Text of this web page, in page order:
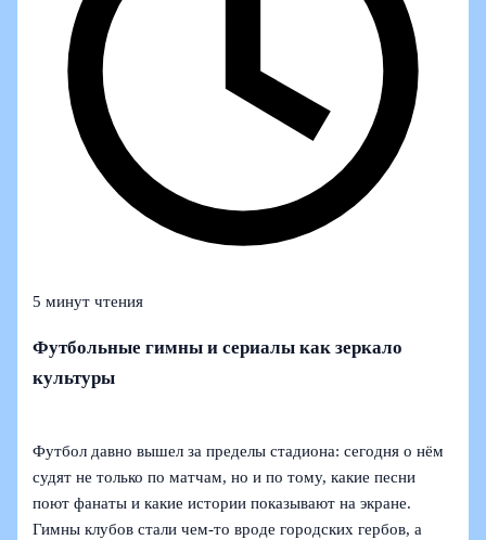
5 минут чтения
Футбольные гимны и сериалы как зеркало
культуры
Футбол давно вышел за пределы стадиона: сегодня о нём
судят не только по матчам, но и по тому, какие песни
поют фанаты и какие истории показывают на экране.
Гимны клубов стали чем‑то вроде городских гербов, а